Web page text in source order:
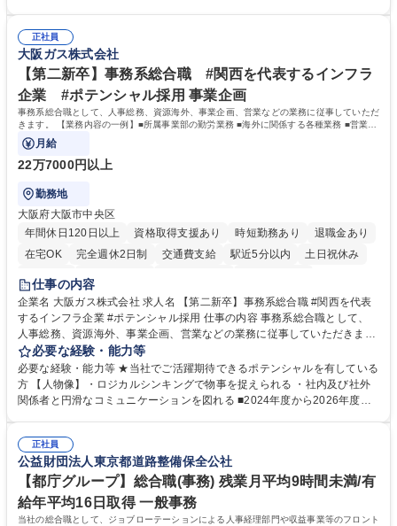
るので安心して入行いただけます。 幅広いキャリアの選択肢があり、公募
や社内副業等を活用し、 一人ひとりが挑戦できるカルチャーが浸透してい
ます。 学歴・資格 学歴：大学院 大学 高専 短大 専修学校 高校 語学力：
資格：
正社員
大阪ガス株式会社
【第二新卒】事務系総合職 #関西を代表するインフラ
企業 #ポテンシャル採用 事業企画
事務系総合職として、人事総務、資源海外、事業企画、営業などの業務に従事していただ
きます。 【業務内容の一例】■所属事業部の勤労業務 ■海外に関係する各種業務 ■営業部
門の企画スタッフ、ルート営業
月給
22万7000円以上
勤務地
大阪府大阪市中央区
年間休日120日以上
資格取得支援あり 時短勤務あり
退職金あり
在宅OK
完全週休2日制 交通費支給 駅近5分以内
土日祝休み
服装自由
第二新卒歓迎
仕事の内容
企業名 大阪ガス株式会社 求人名 【第二新卒】事務系総合職 #関西を代表
するインフラ企業 #ポテンシャル採用 仕事の内容 事務系総合職として、
人事総務、資源海外、事業企画、営業などの業務に従事していただきま
す。 【業務内容の一例】■所属事業部の勤労業務 ■海外に関係する各種業
務 ■営業部門の企画スタッフ、ルート営業 【キャリアパス】入社後の配属
ポジションで一定期間ご活躍頂いた後、本人の適性及び将来のキャリアを
鑑みてジョブローテーションを行います。 【育成】OJTでの現場育成や研
表するインフラ企業 #ポテンシャル採用
必要な経験・能力等
必要な経験・能力等 ★当社でご活躍期待できるポテンシャルを有している
方 【人物像】・ロジカルシンキングで物事を捉えられる ・社内及び社外
関係者と円滑なコミュニケーションを図れる ■2024年度から2026年度ま
72.html ■エネルギーセキュリティの不安定化や気候変動による自然災害の
甚大化など、これまで以上に社会課題解決の重要性が高まっています。
「未来の日常」の創造に向けて持続可能な社会の実現に貢献してまいりま
す。 学歴・資格 学歴：大学院 大学 語学力： 資格：
正社員
公益財団法人東京都道路整備保全公社
【都庁グループ】総合職(事務) 残業月平均9時間未満/有
給年平均16日取得 一般事務
当社の総合職として、ジョブローテーションによる人事経理部門や収益事業等のフロント